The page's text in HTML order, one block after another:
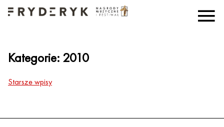
Kategorie: 2010
Starsze wpisy